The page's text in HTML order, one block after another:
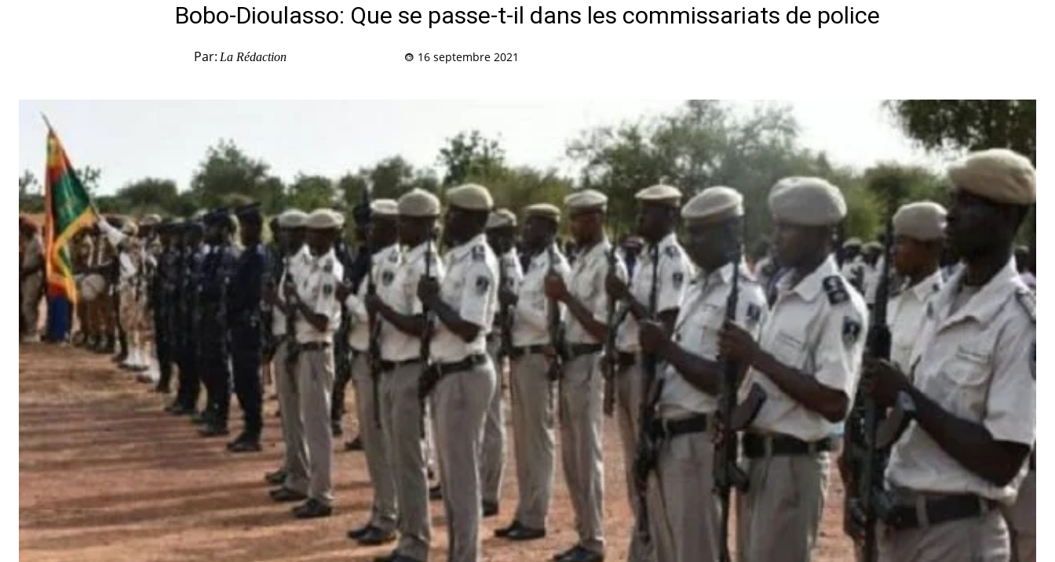
Bobo-Dioulasso: Que se passe-t-il dans les commissariats de police
Par: La Rédaction 16 septembre 2021